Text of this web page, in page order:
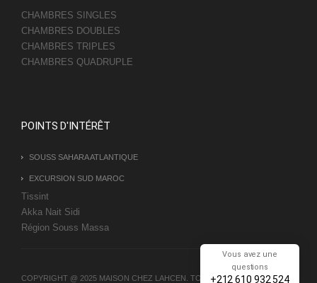
CHAMBRES SINGLES
CHAMBRES DOUBLES
CHAMBRES TRIPLES
CHAMBRES QUADRUPLE
POINTS D'INTÉRÊT
SOUSS SAHARA ATLANTIQUE
EXCURSION SUD MAROC
Tissint
Akka Nait Sidi
Région Souss Massa
COPYRIGHT @ 2025 MAISON CHEZ LAHCEN. TOUS LES DROITS SONT
Vous avez une
questions
+212 610 932 524